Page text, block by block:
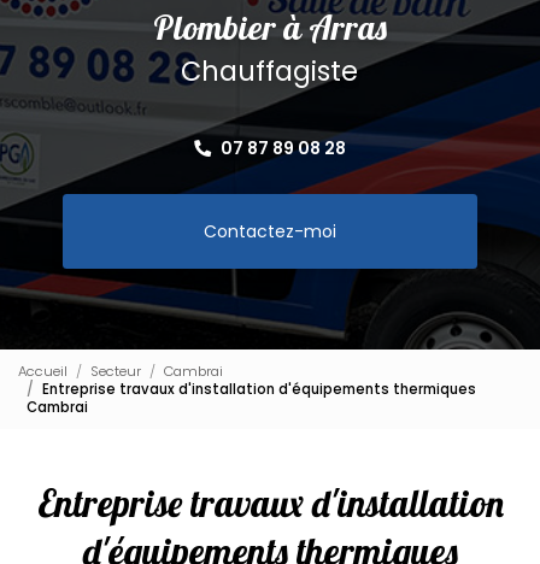
Plombier à Arras
Chauffagiste
07 87 89 08 28
Contactez-moi
Accueil Secteur
Cambrai
Entreprise travaux d'installation d'équipements thermiques
Cambrai
Entreprise travaux d'installation
d'équipements thermiques